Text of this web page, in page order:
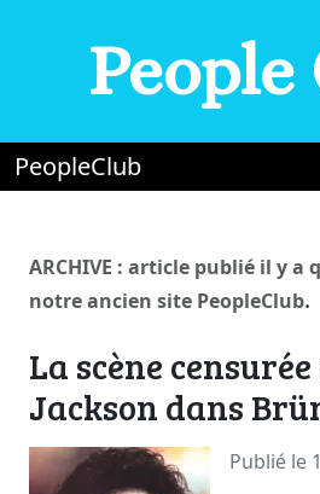
People
PeopleClub
ARCHIVE : article publié il y a
notre ancien site PeopleClub.
La scène
Jackson dans
Publié le